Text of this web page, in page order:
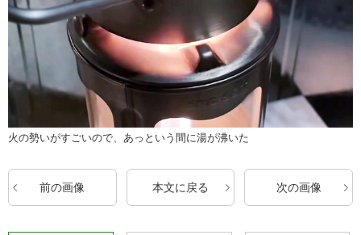
火の勢いがすごいので、あっという間に湯が沸いた
前の画像 本文に戻る 次の画像